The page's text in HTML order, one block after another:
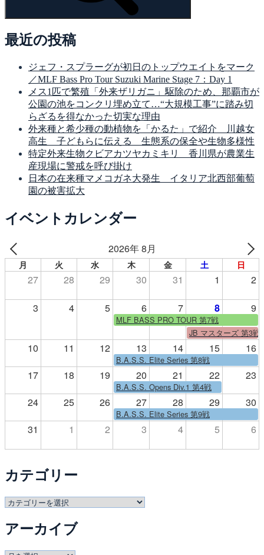
最近の投稿
ジェフ・スプラーグが初日のトップウエイトをマーク
／MLF Bass Pro Tour Suzuki Marine Stage 7：Day 1
メス1匹で繁殖「外来ザリガニ」駆除のため、那覇市が
公園の池をコンクリ埋め立て…“大規模工事”に踏み切
らざるを得なかった切実な理由
外来種と希少種の動植物を「かるた」で紹介 川越女
高生 子どもらに伝える 生態系の保全や生物多様性
特定外来生物クビアカツヤカミキリ 香川県が農業生
産現場に警戒を呼び掛け
日本の在来種マメコガネ大発生 イタリア北西部葡萄
園の被害拡大
イベントカレンダー
2026年 8月
月 火 水 木 金 土 日
27 28 29 30 31 1 2
3 4 5 6 7 8 9
MLF BASS PRO TOUR 第7戦
JB マスターズ 第3戦
10 11 12 13 14 15 16
B.A.S.S. Elite Series 第8戦
17 18 19 20 21 22 23
B.A.S.S. Opens Div.1 第4戦
24 25 26 27 28 29 30
B.A.S.S. Elite Series 第9戦
31 1 2 3 4 5 6
カテゴリー
カ
ゴ
ー
アーカイブ